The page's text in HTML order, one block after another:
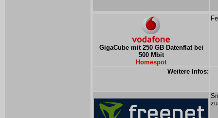
GigaCube mit 250 GB Datenflat bei
500 Mbit
Homespot
Weitere Infos: